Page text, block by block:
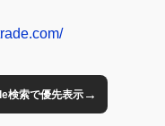
検索で優先表示→